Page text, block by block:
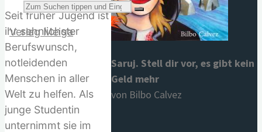
Suchen
nach:
Seit früher Jugend ist
ihr sehnlichster
Berufswunsch,
notleidenden
Menschen in aller
Welt zu helfen. Als
junge Studentin
unternimmt sie im
Saruj. Stell dir vor, es gibt kein
Geld mehr
von Bilbo Calvez